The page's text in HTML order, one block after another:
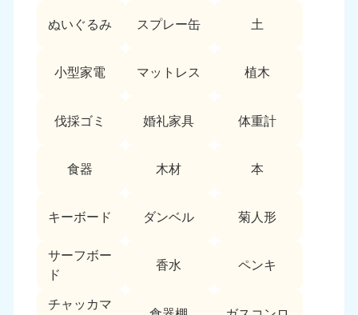
ぬいぐるみ スプレー缶 土
小型家電 マットレス 植木
伐採ゴミ 婚礼家具 体重計
食器 木材 本
キーボード ダンベル 菊人形
サーフボー
ド
香水 ペンキ
チャッカマ
050-1881-5255
9:00〜19:00 年中無休
050-1881-5259
9:00〜19:00 年中無休
静岡県 長野県
050-1881-5258
9:00〜19:00 年中無休
050-1881-5261
9:00〜19:00 年中無休
富山県
050-1881-5262
山梨県